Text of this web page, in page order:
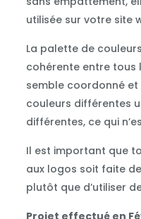
utilisée sur votre site
La palette de
cohérente entre
semble coordonné
couleurs différentes
différentes, ce qui
Il est important que
aux logos soit faite
plutôt que d’utiliser